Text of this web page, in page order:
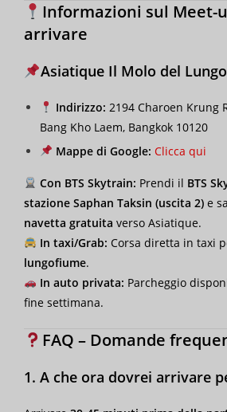
Informazioni sul Meet-
arrivare
Asiatique Il Molo del
Indirizzo: 2194 Charoen Krung
Bang Kho Laem, Bangkok 10120
Mappe di Google: Clicca qui
Con BTS Skytrain: Prendi il BTS
stazione Saphan Taksin (uscita 2) e
navetta gratuita verso Asiatique.
In taxi/Grab: Corsa diretta in taxi
lungofiume.
In auto privata: Parcheggio
fine settimana.
FAQ – Domande
1. A che ora dovrei arrivare